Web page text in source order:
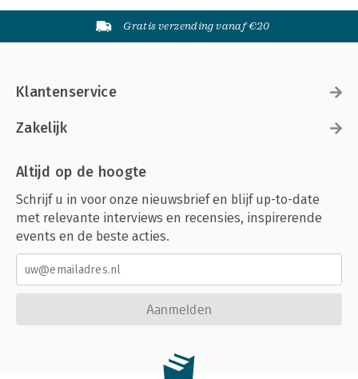
Gratis verzending vanaf €20
Klantenservice
Zakelijk
Altijd op de hoogte
Schrijf u in voor onze nieuwsbrief en blijf up-to-date
met relevante interviews en recensies, inspirerende
events en de beste acties.
Aanmelden